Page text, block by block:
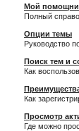
Мой
Полный
Опции темы
Руководство
Поиск тем и
Как
Как
Просмотр
Где можно